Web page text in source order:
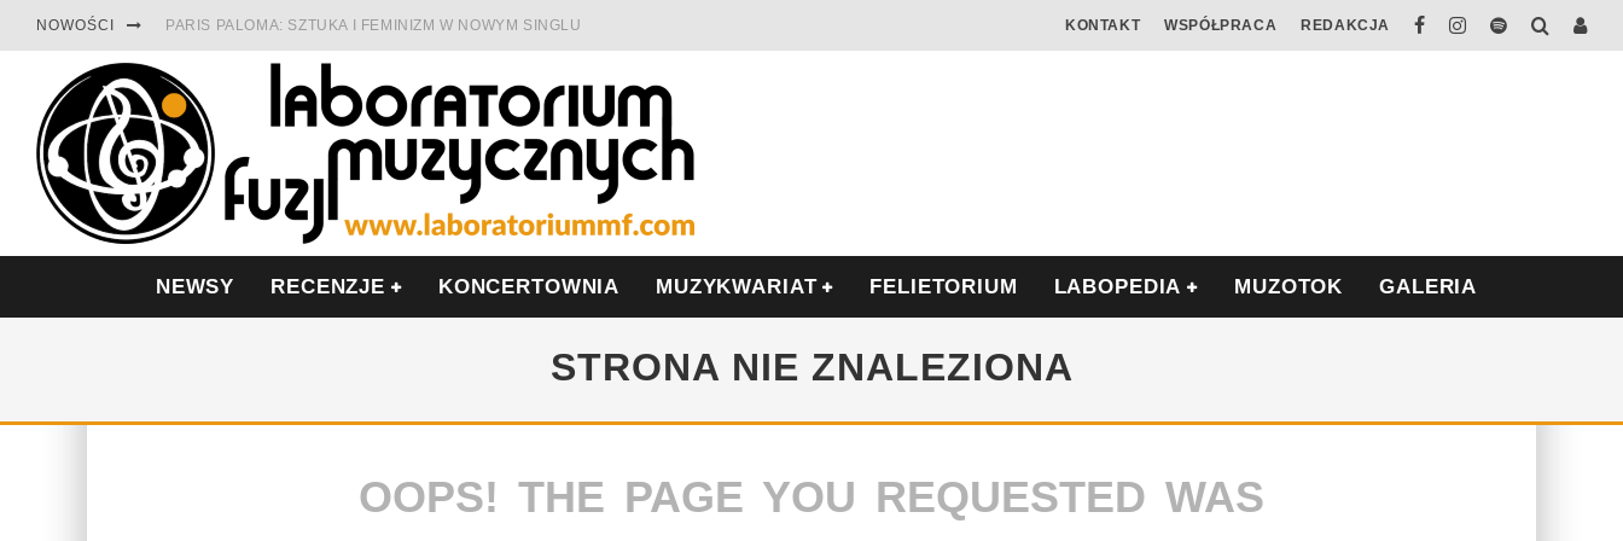
NOWOŚCI PARIS PALOMA: SZTUKA I FEMINIZM W NOWYM SINGLU
TABULA RASA Z SINGLEM DIAMENTY. SAMOTNOŚĆ I OPÓR
CINNAMON GUM MIĘDZY SOULEM A PAMIĘCIĄ
FRANCUSKI PROG METAL WEDŁUG DUALISIS
LESZEK KUŁAKOWSKI NAGRAŁ JAZZFONIĘ O POLSCE
KONTAKT WSPÓŁPRACA REDAKCJA
NEWSY RECENZJE KONCERTOWNIA MUZYKWARIAT FELIETORIUM LABOPEDIA MUZOTOK GALERIA
STRONA NIE ZNALEZIONA
OOPS! THE PAGE YOU REQUESTED WAS